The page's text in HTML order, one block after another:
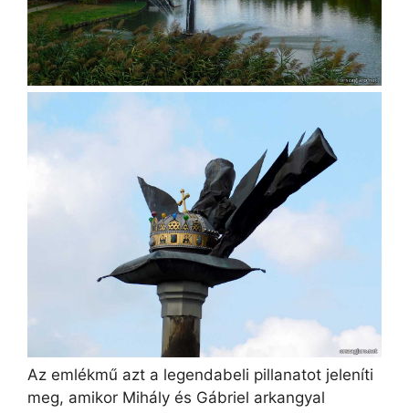
Az emlékmű azt a legendabeli pillanatot jeleníti
meg, amikor Mihály és Gábriel arkangyal